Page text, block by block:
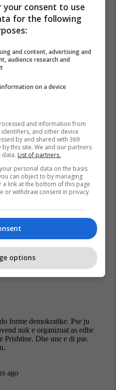
Murati
consent to use
for the following
and content, advertising and
audience research and
on a device
and information from
and other device
by and shared with 369
this site. We and our partners
data. List of partners.
personal data on the basis
can object to by managing
link at the bottom of this page
or withdraw consent in privacy
options